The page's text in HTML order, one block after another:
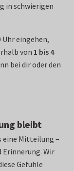
in schwierigen
Uhr eingehen,
von 1 bis 4
bei dir oder den
bleibt
eine Mitteilung –
Erinnerung. Wir
Gefühle